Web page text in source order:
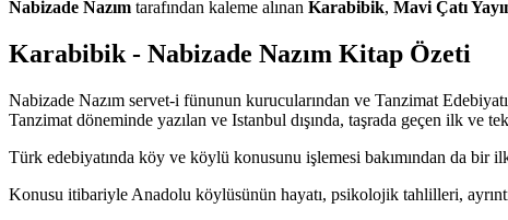
Nabizade Nazım tarafından kaleme alınan Karabibik, Mavi Çatı
Karabibik - Nabizade Nazım Kitap Özeti
Nabizade Nazım servet-i fünunun kurucularından ve Tanzimat
Tanzimat döneminde yazılan ve Istanbul dışında, taşrada geçen ilk ve
Türk edebiyatında köy ve köylü konusunu işlemesi bakımından da bir
Konusu itibariyle Anadolu köylüsünün hayatı, psikolojik tahlilleri,